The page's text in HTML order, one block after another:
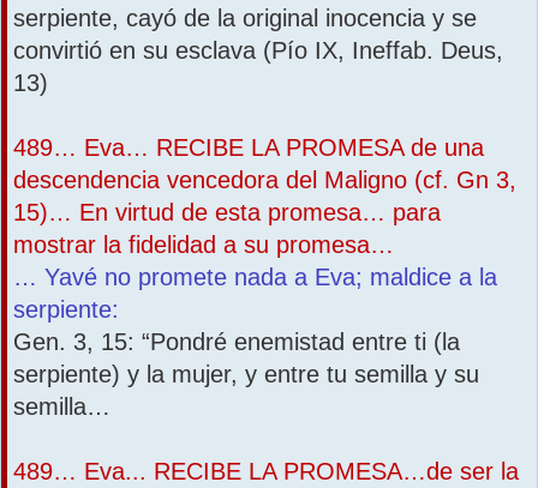
serpiente, cayó de la original inocencia y se
convirtió en su esclava (Pío IX, Ineffab. Deus,
13)
489… Eva… RECIBE LA PROMESA de una
descendencia vencedora del Maligno (cf. Gn 3,
15)… En virtud de esta promesa… para
mostrar la fidelidad a su promesa…
… Yavé no promete nada a Eva; maldice a la
serpiente:
Gen. 3, 15: “Pondré enemistad entre ti (la
serpiente) y la mujer, y entre tu semilla y su
semilla…
489… Eva... RECIBE LA PROMESA…de ser la